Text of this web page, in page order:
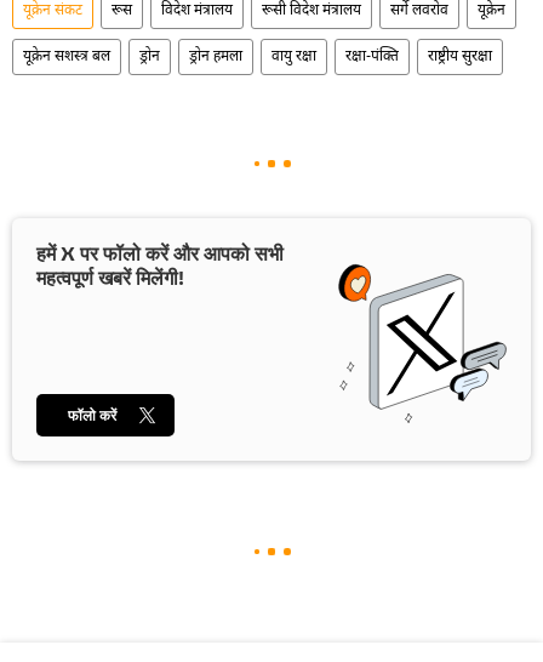
यूक्रेन संकट रूस विदेश मंत्रालय रूसी विदेश मंत्रालय सर्गे लवरोव यूक्रेन
यूक्रेन सशस्त्र बल ड्रोन ड्रोन हमला वायु रक्षा रक्षा-पंक्ति राष्ट्रीय सुरक्षा
हमें X पर फॉलो करें और आपको सभी
महत्वपूर्ण खबरें मिलेंगी!
फॉलो करें